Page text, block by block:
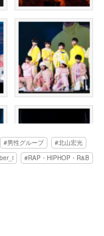
男性グループ
北山宏光
RAP・HIPHOP・R&B